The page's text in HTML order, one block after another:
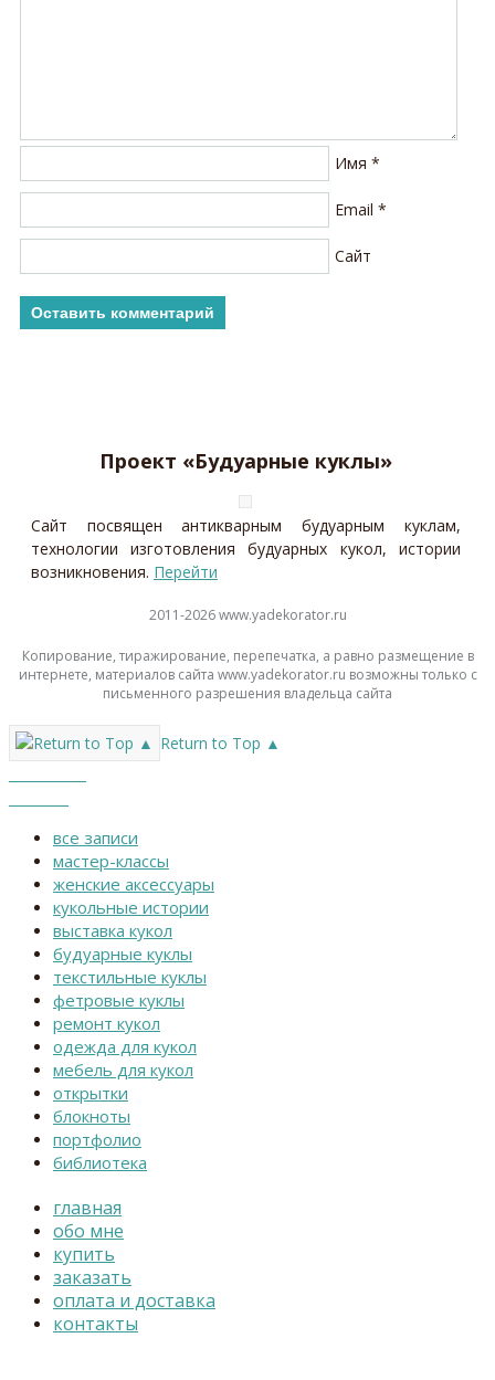
Имя *
Email *
Сайт
Проект «Будуарные куклы»
Сайт посвящен антикварным будуарным куклам,
технологии изготовления будуарных кукол, истории
возникновения. Перейти
2011-2026 www.yadekorator.ru
Копирование, тиражирование, перепечатка, а равно размещение в
интернете, материалов сайта www.yadekorator.ru возможны только с
письменного разрешения владельца сайта
Return to Top ▲
все записи
мастер-классы
женские аксессуары
кукольные истории
выставка кукол
будуарные куклы
текстильные куклы
фетровые куклы
ремонт кукол
одежда для кукол
мебель для кукол
открытки
блокноты
портфолио
библиотека
главная
обо мне
купить
заказать
оплата и доставка
контакты